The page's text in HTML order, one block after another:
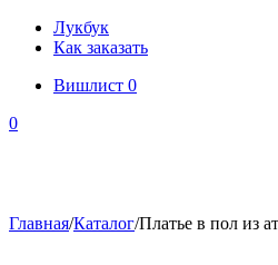
Лукбук
Как заказать
Вишлист 0
0
Главная/Каталог/Платье в пол из